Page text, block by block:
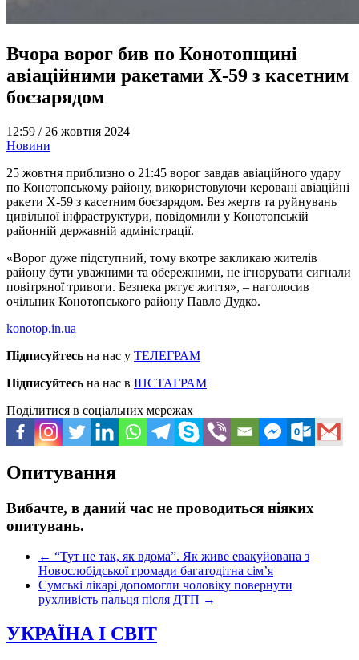
Вчора ворог бив по Конотопщині
авіаційними ракетами Х-59 з касетним
боєзарядом
12:59 / 26 жовтня 2024
Новини
25 жовтня приблизно о 21:45 ворог завдав авіаційного удару
по Конотопському району, використовуючи керовані авіаційні
ракети Х-59 з касетним боєзарядом. Без жертв та руйнувань
цивільної інфраструктури, повідомили у Конотопській
районній державній адміністрації.
«Ворог дуже підступний, тому вкотре закликаю жителів
району бути уважними та обережними, не ігнорувати сигнали
повітряної тривоги. Безпека рятує життя», – наголосив
очільник Конотопського району Павло Дудко.
konotop.in.ua
Підписуйтесь на нас у ТЕЛЕГРАМ
Підписуйтесь на нас в ІНСТАГРАМ
Поділитися в соціальних мережах
Опитування
Вибачте, в даний час не проводиться ніяких
опитувань.
← “Тут не так, як вдома”. Як живе евакуйована з
Новослобідської громади багатодітна сім’я
Сумські лікарі допомогли чоловіку повернути
рухливість пальця після ДТП →
УКРАЇНА І СВІТ